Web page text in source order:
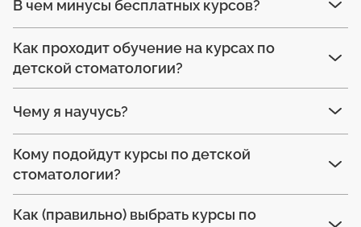
В чем минусы бесплатных курсов?
Как проходит обучение на курсах по
детской стоматологии?
Чему я научусь?
Кому подойдут курсы по детской
стоматологии?
Как (правильно) выбрать курсы по